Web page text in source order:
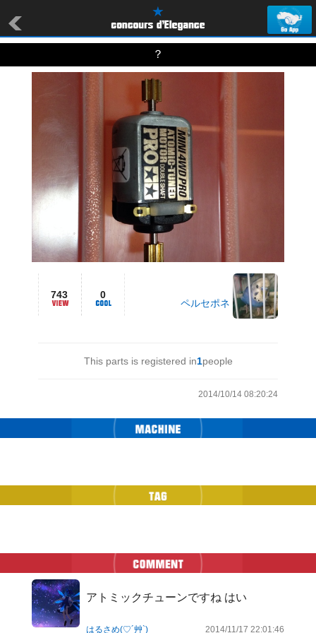
？
743 0
ペルセポネ
This parts is registered in1people
2014/10/14 08:20:24
アトミックチューンですね はい
はるさめ(♡´艸`) 2014/11/17 22:01:46